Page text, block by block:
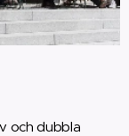
och dubbla